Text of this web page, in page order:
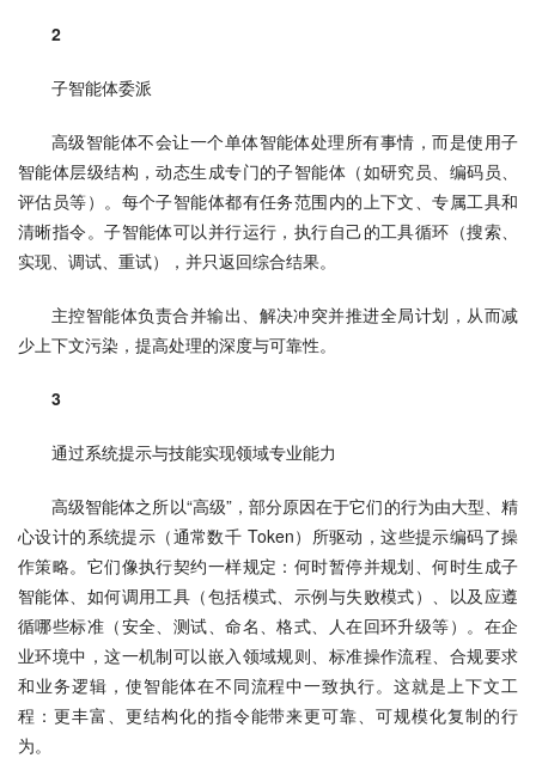
2
子智能体委派
高级智能体不会让一个单体智能体处理所有事情，而是使用子
智能体层级结构，动态生成专门的子智能体（如研究员、编码员、
评估员等）。每个子智能体都有任务范围内的上下文、专属工具和
清晰指令。子智能体可以并行运行，执行自己的工具循环（搜索、
实现、调试、重试），并只返回综合结果。
主控智能体负责合并输出、解决冲突并推进全局计划，从而减
少上下文污染，提高处理的深度与可靠性。
3
通过系统提示与技能实现领域专业能力
高级智能体之所以“高级”，部分原因在于它们的行为由大型、精
心设计的系统提示（通常数千 Token）所驱动，这些提示编码了操
作策略。它们像执行契约一样规定：何时暂停并规划、何时生成子
智能体、如何调用工具（包括模式、示例与失败模式）、以及应遵
循哪些标准（安全、测试、命名、格式、人在回环升级等）。在企
业环境中，这一机制可以嵌入领域规则、标准操作流程、合规要求
和业务逻辑，使智能体在不同流程中一致执行。这就是上下文工
程：更丰富、更结构化的指令能带来更可靠、可规模化复制的行
为。